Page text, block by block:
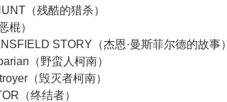
（残酷的猎杀）
）
STORY（杰恩·曼斯菲尔德的故事）
（野蛮人柯南）
（毁灭者柯南）
（终结者）